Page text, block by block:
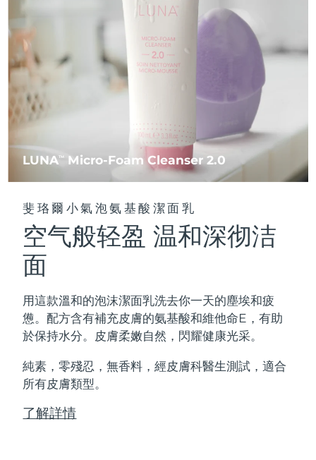
LUNATM Micro-Foam Cleanser 2.0
斐珞爾小氣泡氨基酸潔面乳
空气般轻盈 温和深彻洁
面
用這款溫和的泡沫潔面乳洗去你一天的塵埃和疲
憊。配方含有補充皮膚的氨基酸和維他命E，有助
於保持水分。皮膚柔嫩自然，閃耀健康光采。
純素，零殘忍，無香料，經皮膚科醫生測試，適合
所有皮膚類型。
了解詳情
LUNA™ 4 mini
For young skin, T-zone
LUNA™ 4 go
LUNA™護膚
Premium cleansers & balm
LUNA™ 設備
All facial cleansing devices
面部提拉護理
Premium anti-aging skincare
BEAR™ 設備
UFO™ 3 mini
Red light therapy device for young skin
Portable red light therapy
面膜
UFO™ 設備
issa™ 4 smile
Hybrid silicone sonic toothbrush
For ages 0-3
issa™ Teeth Whitening Set
ISSA™ 設備
FAQ™ 101
Clinical anti-aging
FAQ™ 102
FAQ™ 103
Luxurious clinical anti-aging set
FAQ™ P1 Primer
Manuka honey primer
FAQ™護膚品
All FAQ™ skincare
FAQ™產品
All anti-aging treatments
FAQ™ 201
FAQ™ 202
FAQ™ 211
Anti-aging neck & décolleté LED mask
FAQ™ 221
Anti-aging LED hand mask
FAQ™護膚品
All FAQ™ skincare
FAQ™產品
All LED treatments
生髮
LED hair strengthening scalp massager
FAQ™ Scalp Serum
FAQ™護膚品
FAQ™產品
All hair treatments
肌膚年輕化
Full-Spectrum Red Light Therapy
FAQ™ 502
FAQ™ Red Light Serum
FAQ™ skincare
All FAQ™ skincare
FAQ™ products
保健品
NEW
專業治療
PEACH™ 2 Pro Max
Professional IPL hair removal device
PEACH™ 2
BEAR™ 2 body
Microcurrent body toning
LUNA™ 4 body
痘肌護理 眼部護理
中國 預計送達日期
哥倫比亞 8/12/26
克羅埃西亞 預計送達日期8/8/26
賽普勒斯 預計送達日期
捷克 8/8/26
丹麥 預計送達日期8/8/26
愛沙尼亞
芬蘭 預計送達日期8/8/26
法屬玻里尼西亞 預計送達日期 8/12/26
直布羅陀
希臘